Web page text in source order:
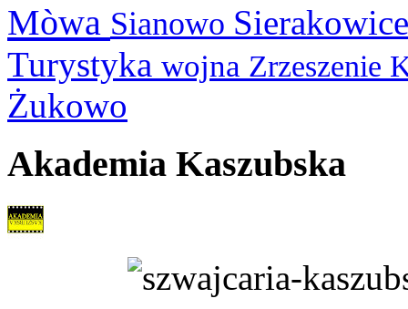
Mòwa Sianowo
Turystyka wojna Zrzeszenie
Żukowo
Akademia Kaszubska